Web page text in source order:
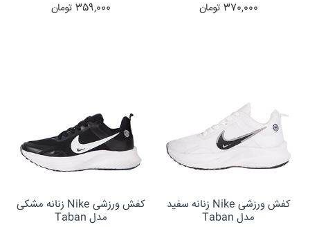
370,000 تومان 359,000 تومان
کفش ورزشی Nike زنانه سفید
مدل Taban
کفش ورزشی Nike زنانه مشکی
مدل Taban